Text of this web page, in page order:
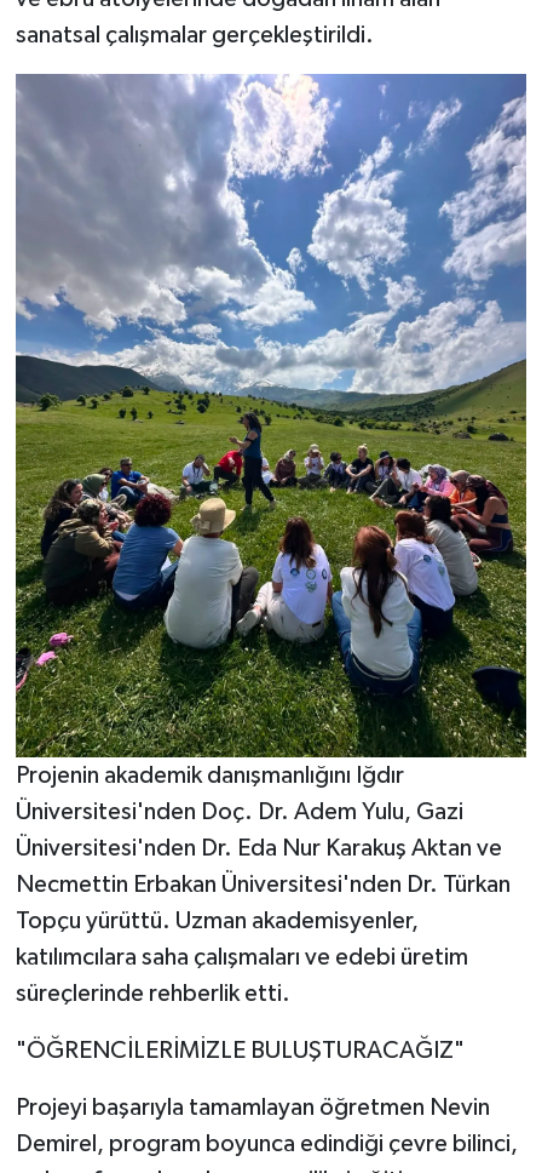
sanatsal çalışmalar gerçekleştirildi.
Projenin akademik danışmanlığını Iğdır
Üniversitesi'nden Doç. Dr. Adem Yulu, Gazi
Üniversitesi'nden Dr. Eda Nur Karakuş Aktan ve
Necmettin Erbakan Üniversitesi'nden Dr. Türkan
Topçu yürüttü. Uzman akademisyenler,
katılımcılara saha çalışmaları ve edebi üretim
süreçlerinde rehberlik etti.
"ÖĞRENCİLERİMİZLE BULUŞTURACAĞIZ"
Projeyi başarıyla tamamlayan öğretmen Nevin
Demirel, program boyunca edindiği çevre bilinci,